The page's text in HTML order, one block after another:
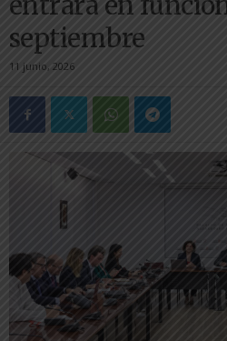
septiembre
11 junio, 2026